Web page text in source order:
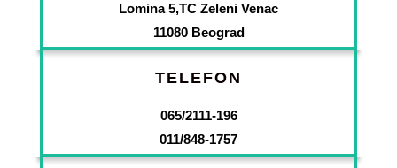
Lomina 5,TC Zeleni Venac
11080 Beograd
TELEFON
065/2111-196
011/848-1757